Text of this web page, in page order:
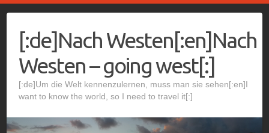
content[:de]Nach Westen[:en]Nach
Westen – going west[:]
[:de]Um die Welt kennenzulernen, muss man sie sehen[:en]I
want to know the world, so I need to travel it[:]